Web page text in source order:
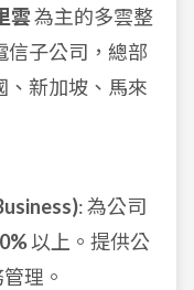
雲為主的多雲整
信子公司，總部
、新加坡、馬來
: 為公司
以上。提供公
理。